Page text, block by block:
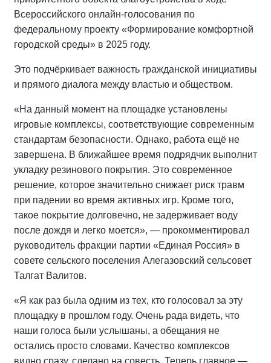
Всероссийского онлайн-голосования по
федеральному проекту «Формирование комфортной
городской среды» в 2025 году.
Это подчёркивает важность гражданской инициативы
и прямого диалога между властью и обществом.
«На данный момент на площадке установлены
игровые комплексы, соответствующие современным
стандартам безопасности. Однако, работа ещё не
завершена. В ближайшее время подрядчик выполнит
укладку резинового покрытия. Это современное
решение, которое значительно снижает риск травм
при падении во время активных игр. Кроме того,
такое покрытие долговечно, не задерживает воду
после дождя и легко моется», — прокомментировал
руководитель фракции партии «Единая Россия» в
совете сельского поселения Алегазовский сельсовет
Талгат Валитов.
«Я как раз была одним из тех, кто голосовал за эту
площадку в прошлом году. Очень рада видеть, что
наши голоса были услышаны, а обещания не
остались просто словами. Качество комплексов